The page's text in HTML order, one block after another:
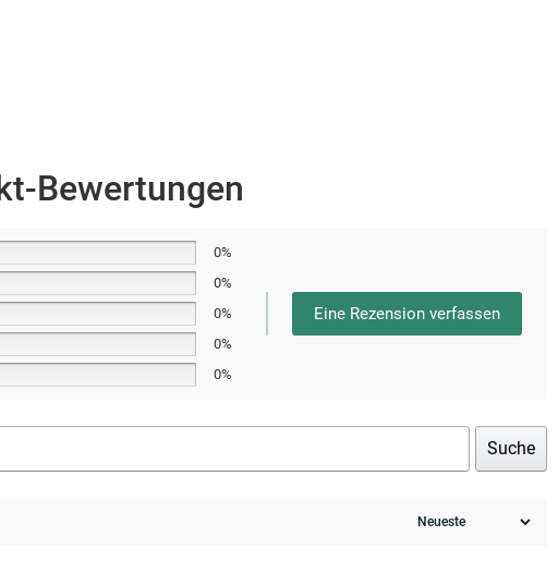
Bewertungen
0%
0%
0%
0%
0%
Eine Rezension verfassen
Suche